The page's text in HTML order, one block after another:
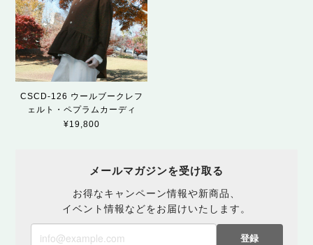
CSCD-126 ウールブークレフ
ェルト・ペプラムカーディ
¥19,800
メールマガジンを受け取る
お得なキャンペーン情報や新商品、
イベント情報などをお届けいたします。
登録